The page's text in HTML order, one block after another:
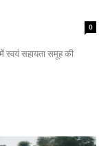
0
स्वयं सहायता समूह की